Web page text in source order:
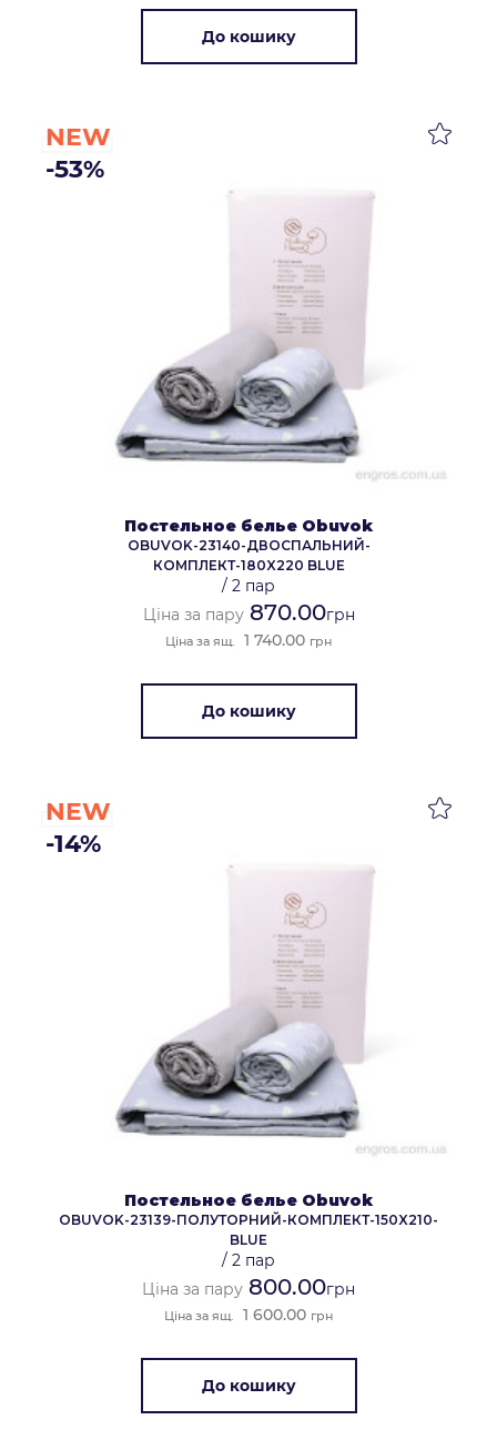
До кошику
NEW
-53%
Постельное белье Obuvok
OBUVOK-23140-ДВОСПАЛЬНИЙ-
КОМПЛЕКТ-180X220 BLUE
/ 2 пар
Ціна за пару870.00грн
Ціна за ящ. 1 740.00 грн
До кошику
NEW
-14%
Постельное белье Obuvok
OBUVOK-23139-ПОЛУТОРНИЙ-КОМПЛЕКТ-150X210-
BLUE
/ 2 пар
Ціна за пару 800.00грн
Ціна за ящ. 1 600.00 грн
До кошику